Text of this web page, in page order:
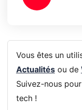
Vous êtes un
Actualitésou de
Suivez-nous
tech !